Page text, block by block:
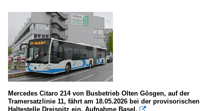
Mercedes Citaro 214 von Busbetrieb Olten Gösgen, auf der
Tramersatzlinie 11, fährt am 18.05.2026 bei der provisorischen
Haltestelle Dreispitz ein. Aufnahme Basel. 